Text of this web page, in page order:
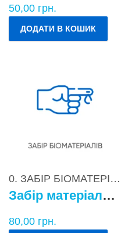
50,00 грн.
ДОДАТИ В КОШИК
0. ЗАБІР БІОМАТЕРІАЛІВ
Забір матеріалу для бактеріологічних досліджень
80,00 грн.